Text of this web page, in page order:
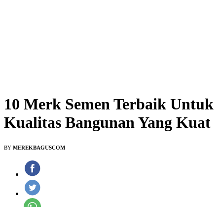
10 Merk Semen Terbaik Untuk
Kualitas Bangunan Yang Kuat
BY MEREKBAGUSCOM